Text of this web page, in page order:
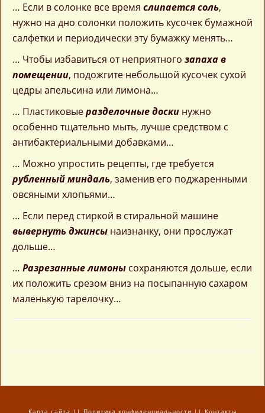
… Если в солонке все время слипается соль,
нужно на дно солонки положить кусочек бумажной
салфетки и периодически эту бумажку менять…
… Чтобы избавиться от неприятного запаха в
помещении, подожгите небольшой кусочек сухой
цедры апельсина или лимона…
… Пластиковыеразделочные доски нужно
особенно тщательно мыть, лучше средством с
антибактериальными добавками…
… Можно упростить рецепты, где требуется
рубленный миндаль, заменив его поджаренными
овсяными хлопьями…
… Если перед стиркой в стиральной машине
вывернуть джинсы наизнанку, они прослужат
дольше…
… Разрезанные лимоны сохраняются дольше, если
их положить срезом вниз на посыпанную сахаром
маленькую тарелочку…